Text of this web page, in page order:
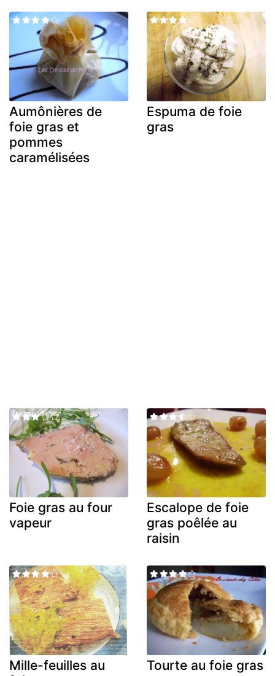
Aumônières de
foie gras et
pommes
caramélisées
Espuma de foie
gras
Foie gras au four
vapeur
Escalope de foie
gras poêlée au
raisin
Mille-feuilles au
Tourte au foie gras